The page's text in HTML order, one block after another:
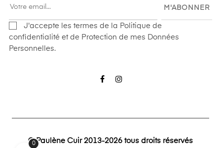
M'ABONNER
J'accepte les termes de la Politique de
confidentialité et de Protection de mes Données
Personnelles.
Facebook
© Paulène Cuir 2013-2026 tous droits réservés
0